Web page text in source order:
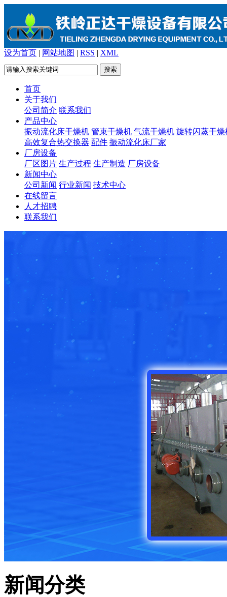
设为首页 | 网站地图 | RSS | XML
首页
关于我们
公司简介 联系我们
产品中心
振动流化床干燥机 管束干燥机 气流干燥机 旋转闪蒸干燥
高效复合热交换器 配件 振动流化床厂家
厂房设备
厂区图片 生产过程 生产制造 厂房设备
新闻中心
公司新闻 行业新闻 技术中心
在线留言
人才招聘
联系我们
新闻分类